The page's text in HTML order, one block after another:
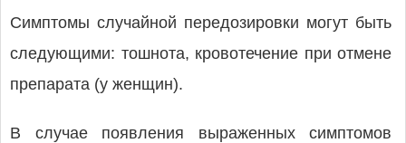
Симптомы случайной передозировки могут быть
следующими: тошнота, кровотечение при отмене
препарата (у женщин).
В случае появления выраженных симптомов